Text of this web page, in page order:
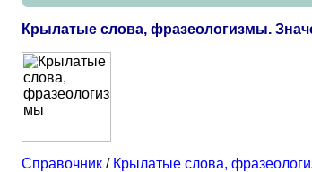
Крылатые слова, фразеологизмы.
Справочник / Крылатые слова,